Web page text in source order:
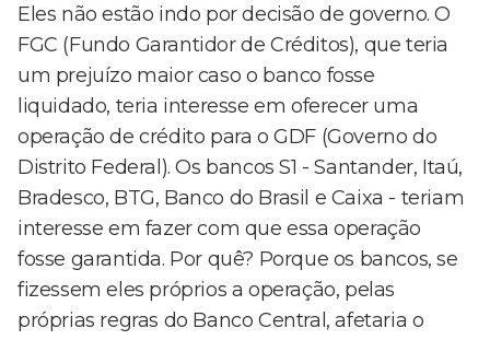
Eles não estão indo por decisão de governo. O
FGC (Fundo Garantidor de Créditos), que teria
um prejuízo maior caso o banco fosse
liquidado, teria interesse em oferecer uma
operação de crédito para o GDF (Governo do
Distrito Federal). Os bancos S1 - Santander, Itaú,
Bradesco, BTG, Banco do Brasil e Caixa - teriam
interesse em fazer com que essa operação
fosse garantida. Por quê? Porque os bancos, se
fizessem eles próprios a operação, pelas
próprias regras do Banco Central, afetaria o